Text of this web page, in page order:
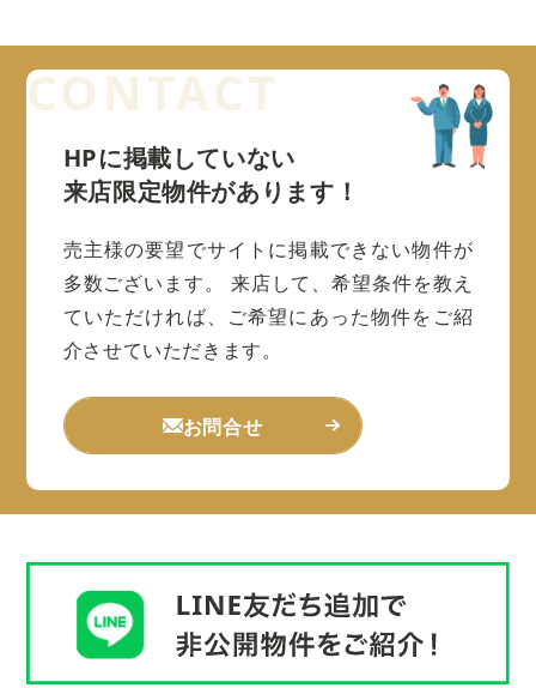
HPに掲載していない
来店限定物件があります！
売主様の要望でサイトに掲載できない物件が
多数ございます。
来店して、希望条件を教え
ていただければ、ご希望にあった物件をご紹
介させていただきます。
お問合せ